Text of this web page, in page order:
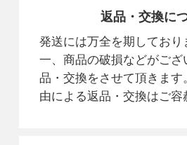
返品・交換に
発送には万全を期しており
一、商品の破損などがござ
品・交換をさせて頂きます
由による返品・交換はご容